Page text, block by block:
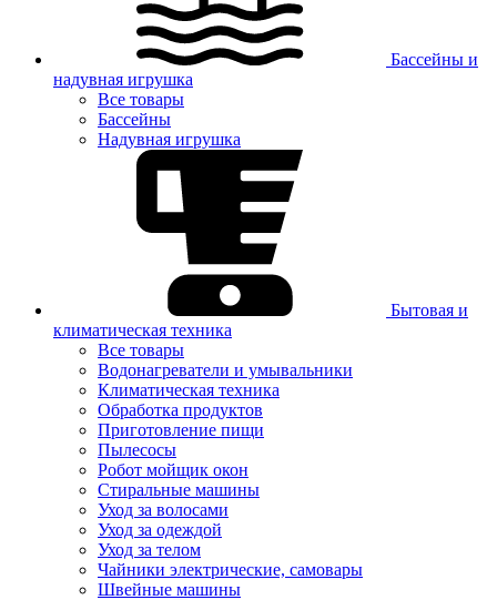
Бассейны и
надувная игрушка
Все товары
Бассейны
Надувная игрушка
Бытовая и
климатическая техника
Все товары
Водонагреватели и умывальники
Климатическая техника
Обработка продуктов
Приготовление пищи
Пылесосы
Робот мойщик окон
Стиральные машины
Уход за волосами
Уход за одеждой
Уход за телом
Чайники электрические, самовары
Швейные машины